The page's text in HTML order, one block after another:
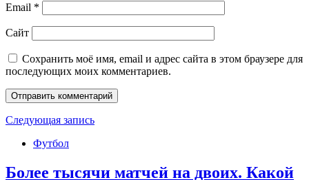
Email *
Сайт
Сохранить моё имя, email и адрес сайта в этом браузере для
последующих моих комментариев.
Следующая запись
Футбол
Более тысячи матчей на двоих. Какой